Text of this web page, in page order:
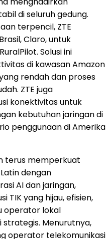
di seluruh gedung.
terpencil, ZTE
Claro, untuk
Solusi ini
di kawasan Amazon
rendah dan proses
ZTE juga
konektivitas untuk
kebutuhan jaringan di
penggunaan di Amerika
terus memperkuat
dengan
AI dan jaringan,
TIK yang hijau, efisien,
operator lokal
Menurutnya,
operator telekomunikasi